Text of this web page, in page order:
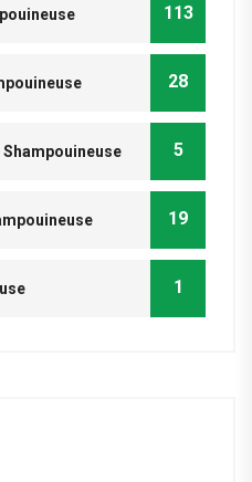
113
28
Shampouineuse 5
19
1